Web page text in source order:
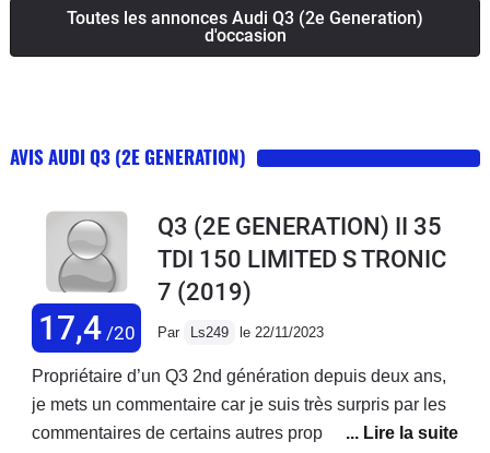
Toutes les annonces Audi Q3 (2e Generation)
d'occasion
AVIS AUDI Q3 (2E GENERATION)
17,4/20
Q3 (2E GENERATION) II 35
TDI 150 LIMITED S TRONIC
7 (2019)
Par Ls249 le 22/11/2023
Propriétaire d’un Q3 2nd génération depuis deux ans,
je mets un commentaire car je suis très surpris par les
commentaires de certains autres propriétaire.Je sors